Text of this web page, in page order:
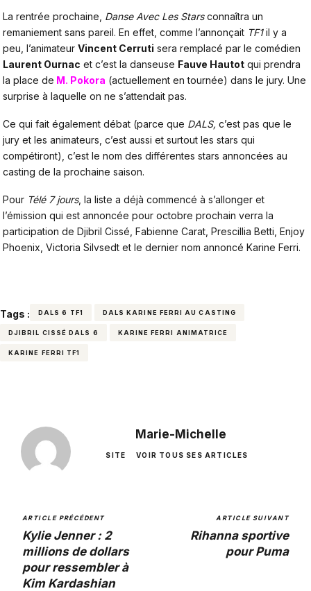
La rentrée prochaine, Danse Avec Les Starsconnaîtra un
remaniement sans pareil. En effet, comme l’annonçait TF1il y a
peu, l’animateur Vincent Cerruti sera remplacé par le comédien
Laurent Ournac et c’est la danseuse Fauve Hautot qui prendra
la place de M. Pokora (actuellement en tournée) dans le jury. Une
surprise à laquelle on ne s’attendait pas.
Ce qui fait également débat (parce que DALS, c’est pas que le
jury et les animateurs, c’est aussi et surtout les stars qui
compétiront), c’est le nom des différentes stars annoncées au
casting de la prochaine saison.
Pour Télé 7 jours, la liste a déjà commencé à s’allonger et
l’émission qui est annoncée pour octobre prochain verra la
participation de Djibril Cissé, Fabienne Carat, Prescillia Betti, Enjoy
Phoenix, Victoria Silvsedt et le dernier nom annoncé Karine Ferri.
Tags : DALS 6 TF1 DALS KARINE FERRI AU CASTING
DJIBRIL CISSÉ DALS 6 KARINE FERRI ANIMATRICE
KARINE FERRI TF1
Marie-Michelle
SITE VOIR TOUS SES ARTICLES
ARTICLE PRÉCÉDENT
Kylie Jenner : 2
millions de dollars
pour ressembler à
Kim Kardashian
ARTICLE SUIVANT
Rihanna sportive
pour Puma